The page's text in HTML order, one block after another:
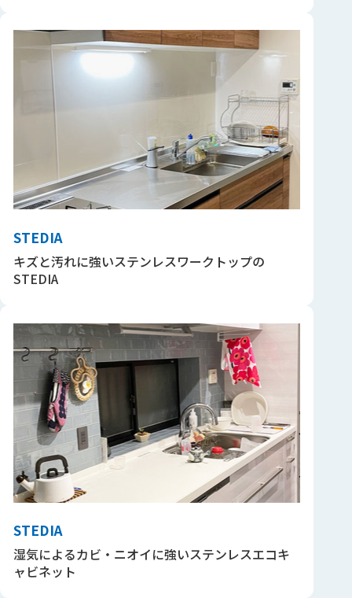
STEDIA
キズと汚れに強いステンレスワークトップの
STEDIA
STEDIA
湿気によるカビ・ニオイに強いステンレスエコキ
ャビネット